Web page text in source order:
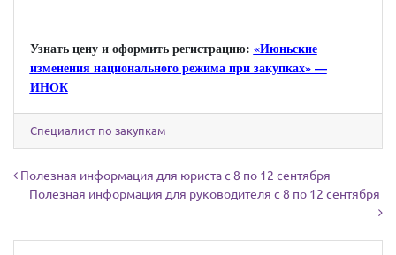
Узнать цену и оформить регистрацию: «Июньские
изменения национального режима при закупках» —
ИНОК
Специалист по закупкам
Навигация по записям
Полезная информация для юриста с 8 по 12 сентября
Полезная информация для руководителя с 8 по 12 сентября